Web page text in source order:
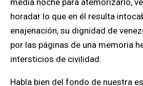
media noche para atemorizarlo,
horadar lo que en él resulta
enajenación, su dignidad de
por las páginas de una memoria
intersticios de civilidad.
Habla bien del fondo de nuestra